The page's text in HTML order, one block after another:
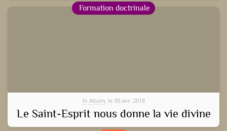
Formation doctrinale
In Altum, le 30 avr. 2018
Le Saint-Esprit nous donne la vie divine